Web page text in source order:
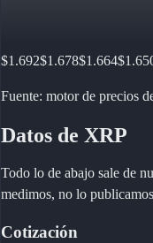
$1.692$1.678$1.664
Fuente: motor de precios
Datos de XRP
Todo lo de abajo sale de
medimos, no lo
Cotización